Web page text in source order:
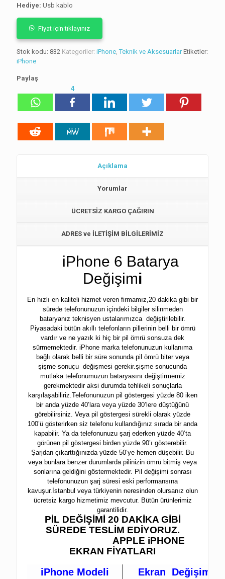
Hediye: Usb kablo
Fiyat için tıklayınız
Stok kodu: 832 Kategoriler: iPhone ,Teknik ve Aksesuarlar Etiketler:
iPhone
Paylaş
4
Açıklama
Yorumlar
ÜCRETSİZ KARGO ÇAĞIRIN
ADRES ve İLETİŞİM BİLGİLERİMİZ
iPhone 6 Batarya
Değişimi
En hızlı en kaliteli hizmet veren firmamız,20 dakika gibi bir
sürede telefonunuzun içindeki bilgiler silinmeden
bataryanız teknisyen ustalarımızca değiştirilebilir.
Piyasadaki bütün akıllı telefonların pillerinin belli bir ömrü
vardır ve ne yazık ki hiç bir pil ömrü sonsuza dek
sürmemektedir. iPhone marka telefonunuzun kullanıma
bağlı olarak belli bir süre sonunda pil ömrü biter veya
şişme sonuçu değişmesi gerekir.şişme sonucunda
mutlaka telefonumuzun bataryasını değiştirmemiz
gerekmektedir aksi durumda tehlikeli sonuçlarla
karşılaşabiliriz.Telefonunuzun pil göstergesi yüzde 80 iken
bir anda yüzde 40’lara veya yüzde 30’lere düştüğünü
görebilirsiniz. Veya pil göstergesi sürekli olarak yüzde
100’ü gösterirken siz telefonu kullandığınız sırada bir anda
kapabilir. Ya da telefonunuzu şarj ederken yüzde 40’ta
görünen pil göstergesi birden yüzde 90’ı gösterebilir.
Şarjdan çıkarttığınızda yüzde 50’ye hemen düşebilir. Bu
veya bunlara benzer durumlarda pilinizin ömrü bitmiş veya
sonlarına geldiğini göstermektedir. Pil değişimi sonrası
telefonunuzun şarj süresi eski performansına
kavuşur.İstanbul veya türkiyenin neresinden olursanız olun
ücretsiz kargo hizmetimiz mevcutur. Bütün ürünlerimiz
garantilidir.
PİL DEĞİŞİMİ 20 DAKİKA GİBİ
SÜREDE TESLİM EDİYORUZ.
APPLE iPHONE
EKRAN FİYATLARI
iPhone Modeli Ekran Değişimi